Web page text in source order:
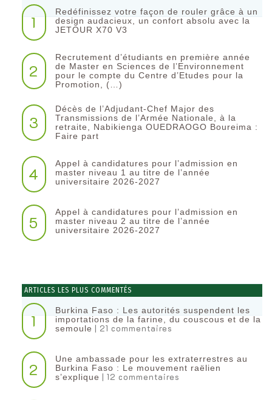
1
Redéfinissez votre façon de rouler grâce à un
design audacieux, un confort absolu avec la
JETOUR X70 V3
2
Recrutement d’étudiants en première année
de Master en Sciences de l’Environnement
pour le compte du Centre d’Etudes pour la
Promotion, (…)
3
Décès de l’Adjudant-Chef Major des
Transmissions de l’Armée Nationale, à la
retraite, Nabikienga OUEDRAOGO Boureima :
Faire part
4
Appel à candidatures pour l’admission en
master niveau 1 au titre de l’année
universitaire 2026-2027
5
Appel à candidatures pour l’admission en
master niveau 2 au titre de l’année
universitaire 2026-2027
ARTICLES LES PLUS COMMENTÉS
1
Burkina Faso : Les autorités suspendent les
importations de la farine, du couscous et de la
semoule | 21 commentaires
2
Une ambassade pour les extraterrestres au
Burkina Faso : Le mouvement raëlien
s’explique | 12 commentaires